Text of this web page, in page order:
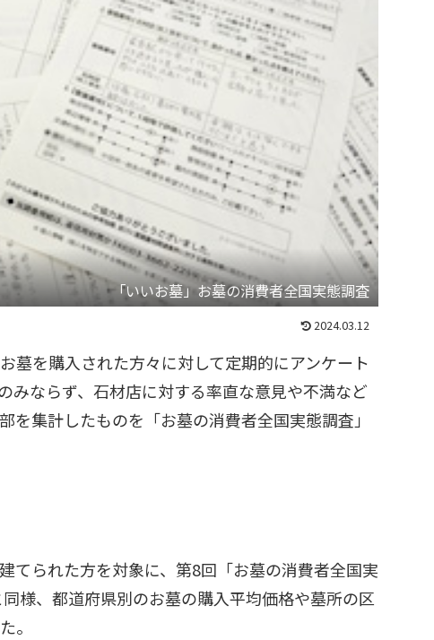
「いいお墓」お墓の消費者全国実態調査
2024.03.12
墓を購入された方々に対して定期的にアンケート
みならず、石材店に対する率直な意見や不満など
集計したものを「お墓の消費者全国実態調査」
てられた方を対象に、第8回「お墓の消費者全国実
同様、都道府県別のお墓の購入平均価格や墓所の区
。